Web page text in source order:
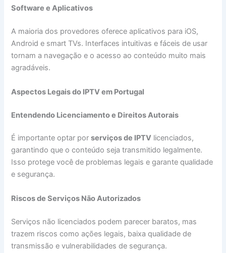
Software e Aplicativos
A maioria dos provedores oferece aplicativos para iOS,
Android e smart TVs. Interfaces intuitivas e fáceis de usar
tornam a navegação e o acesso ao conteúdo muito mais
agradáveis.
Aspectos Legais do IPTV em Portugal
Entendendo Licenciamento e Direitos Autorais
É importante optar porserviços de IPTV licenciados,
garantindo que o conteúdo seja transmitido legalmente.
Isso protege você de problemas legais e garante qualidade
e segurança.
Riscos de Serviços Não Autorizados
Serviços não licenciados podem parecer baratos, mas
trazem riscos como ações legais, baixa qualidade de
transmissão e vulnerabilidades de segurança.